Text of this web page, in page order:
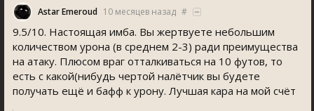
Astar Emeroud 10 месяцев назад #
9.5/10. Настоящая имба. Вы жертвуете небольшим
количеством урона (в среднем 2-3) ради преимущества
на атаку. Плюсом враг отталкиваться на 10 футов, то
есть с какой(нибудь чертой налётчик вы будете
получать ещё и бафф к урону. Лучшая кара на мой счёт